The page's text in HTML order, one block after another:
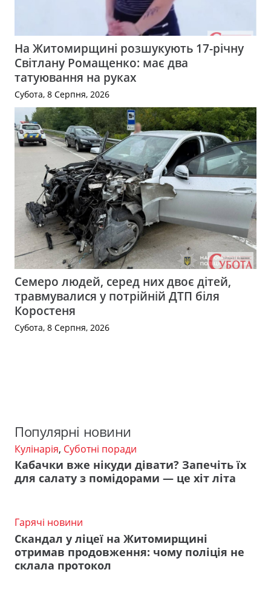
На Житомирщині розшукують 17-річну
Світлану Ромащенко: має два
татуювання на руках
Субота, 8 Серпня, 2026
Семеро людей, серед них двоє дітей,
травмувалися у потрійній ДТП біля
Коростеня
Субота, 8 Серпня, 2026
Популярні новини
Кулінарія, Суботні поради
Кабачки вже нікуди дівати? Запечіть їх
для салату з помідорами — це хіт літа
Гарячі новини
Скандал у ліцеї на Житомирщині
отримав продовження: чому поліція не
склала протокол